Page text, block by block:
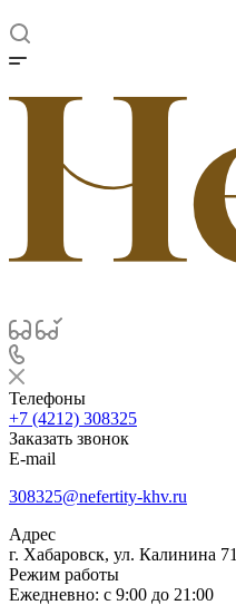
Телефоны
+7 (4212) 308325
Заказать звонок
E-mail
308325@nefertity-khv.ru
Адрес
г. Хабаровск, ул. Калинина 71
Режим работы
Ежедневно: с 9:00 до 21:00